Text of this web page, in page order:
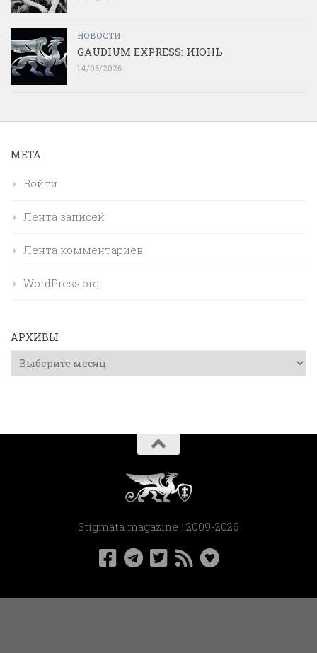
НОВОСТИ
GAUDIUM EXPRESS: ИЮНЬ
14/06/2026
МЕТА
Войти
Лента записей
Лента комментариев
WordPress.org
АРХИВЫ
Архивы
Stigmata magazine : 2009-2026